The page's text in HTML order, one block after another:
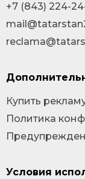
Условия
+7 (843) 224-
Купить
Политика